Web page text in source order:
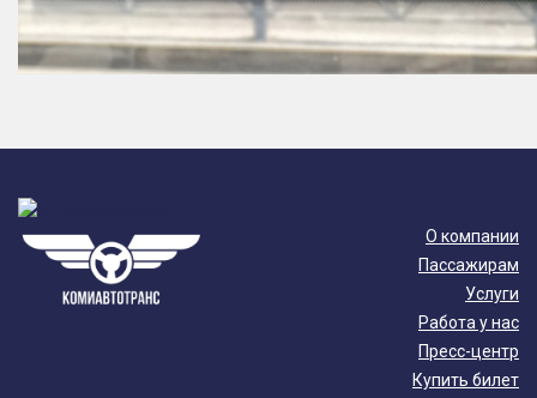
О компании
Пассажирам
Услуги
Работа у нас
Пресс-центр
Купить билет